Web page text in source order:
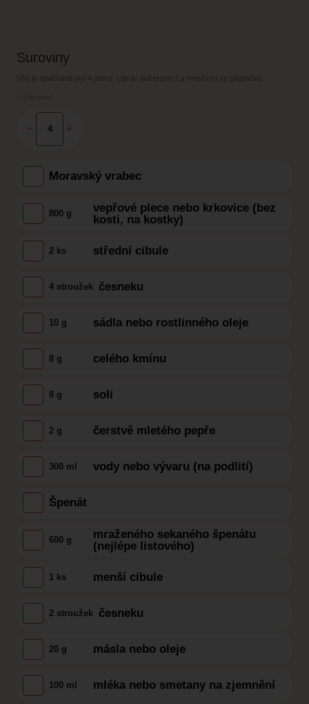
Suroviny
Vše je spočítané pro 4 porce . Uprav počet porcí a množství se přepočítá.
− +
Moravský vrabec
800 g
vepřové plece nebo krkovice (bez
kosti, na kostky)
2 ks střední cibule
4 stroužek česneku
10 g sádla nebo rostlinného oleje
8 g celého kmínu
8 g soli
2 g čerstvě mletého pepře
300 ml vody nebo vývaru (na podlití)
Špenát
600 g
mraženého sekaného špenátu
(nejlépe listového)
1 ks menší cibule
2 stroužek česneku
20 g másla nebo oleje
100 ml mléka nebo smetany na zjemnění